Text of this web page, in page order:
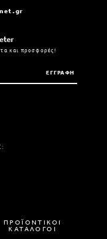
και προσφορές!
ΕΓΓΡΑΦΗ
ΠΡΟΪΟΝΤΙΚΟΙ
ΚΑΤΑΛΟΓΟΙ